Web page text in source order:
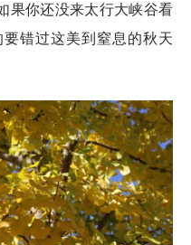
果你还没来太行大峡谷看
错过这美到窒息的秋天